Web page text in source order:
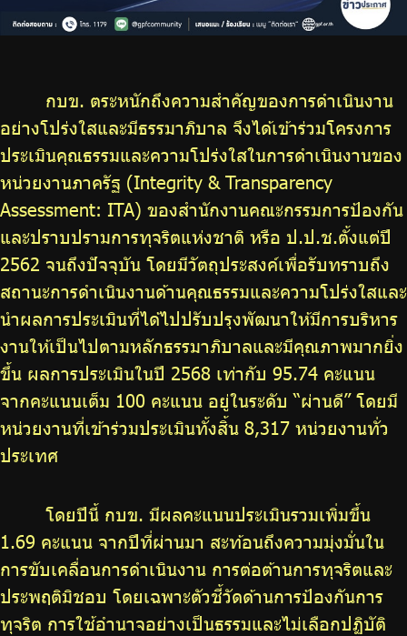
กบข. ตระหนักถึงความสำคัญของการดำเนินงาน
อย่างโปร่งใสและมีธรรมาภิบาล จึงได้เข้าร่วมโครงการ
ประเมินคุณธรรมและความโปร่งใสในการดำเนินงานของ
หน่วยงานภาครัฐ (Integrity & Transparency
Assessment: ITA) ของสำนักงานคณะกรรมการป้องกัน
และปราบปรามการทุจริตแห่งชาติ หรือ ป.ป.ช.ตั้งแต่ปี
2562 จนถึงปัจจุบัน โดยมีวัตถุประสงค์เพื่อรับทราบถึง
สถานะการดำเนินงานด้านคุณธรรมและความโปร่งใสและ
นำผลการประเมินที่ได้ไปปรับปรุงพัฒนาให้มีการบริหาร
งานให้เป็นไปตามหลักธรรมาภิบาลและมีคุณภาพมากยิ่ง
ขึ้น ผลการประเมินในปี 2568 เท่ากับ 95.74 คะแนน
จากคะแนนเต็ม 100 คะแนน อยู่ในระดับ “ผ่านดี” โดยมี
หน่วยงานที่เข้าร่วมประเมินทั้งสิ้น 8,317 หน่วยงานทั่ว
ประเทศ
โดยปีนี้ กบข. มีผลคะแนนประเมินรวมเพิ่มขึ้น
1.69 คะแนน จากปีที่ผ่านมา สะท้อนถึงความมุ่งมั่นใน
การขับเคลื่อนการดำเนินงาน การต่อต้านการทุจริตและ
ประพฤติมิชอบ โดยเฉพาะตัวชี้วัดด้านการป้องกันการ
ทุจริต การใช้อำนาจอย่างเป็นธรรมและไม่เลือกปฏิบัติ